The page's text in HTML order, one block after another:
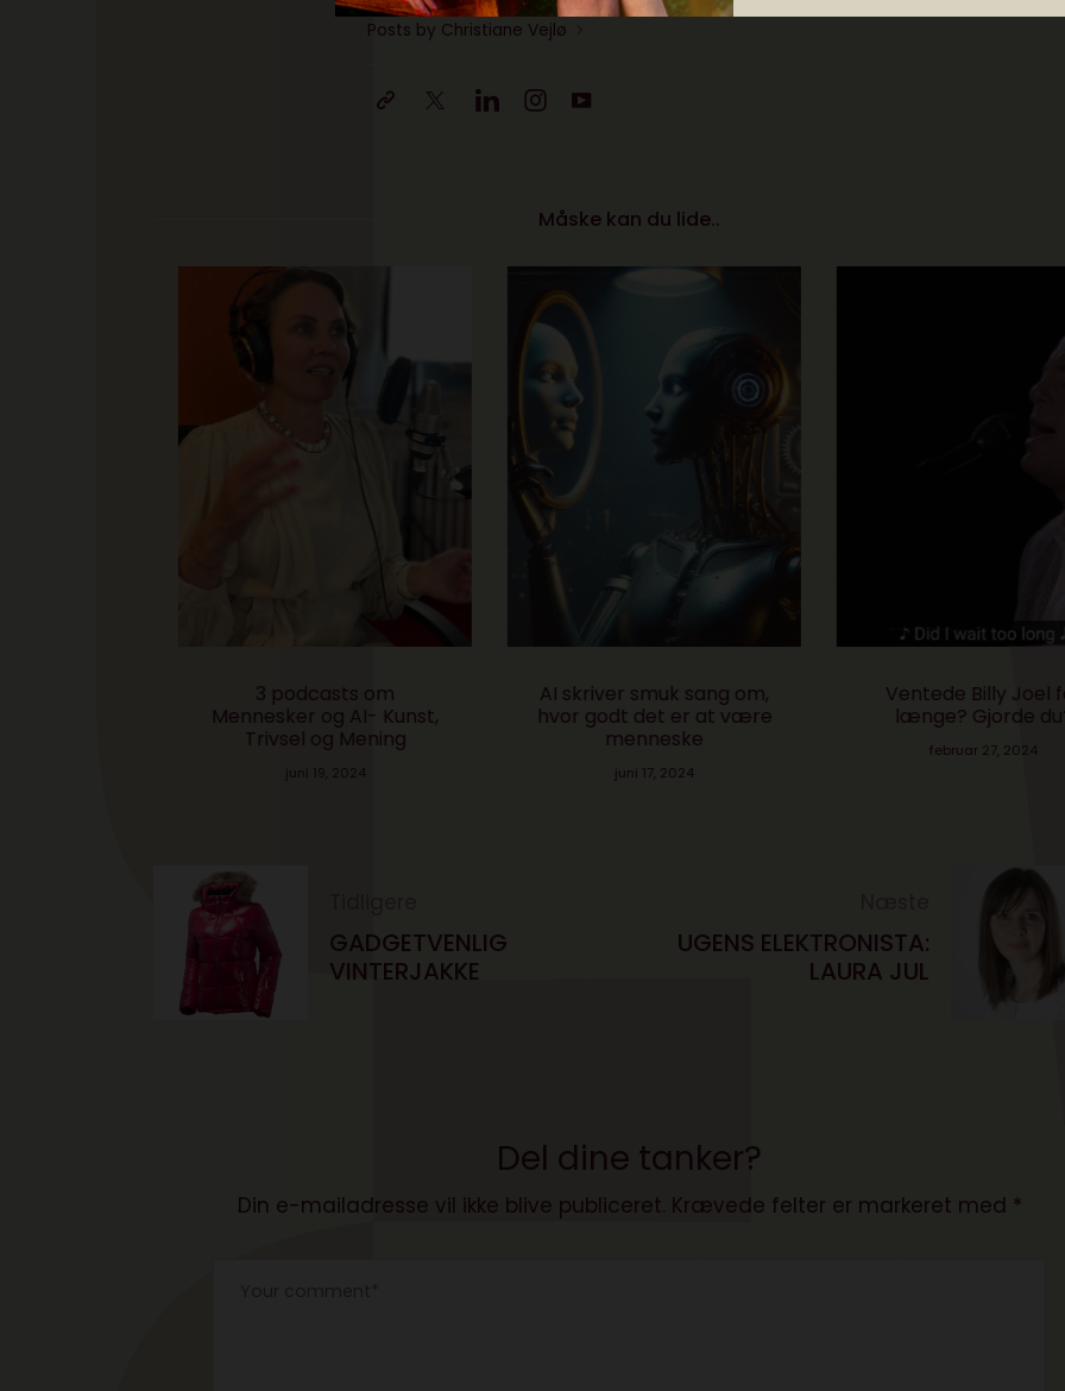
Posts by Christiane Vejlø
Måske kan du lide..
3 podcasts om
Mennesker og AI- Kunst,
Trivsel og Mening
juni 19, 2024
AI skriver smuk sang om,
hvor godt det er at være
menneske
juni 17, 2024
Ventede Billy Joel for
længe? Gjorde du?
februar 27, 2024
GADGETVENLIG
VINTERJAKKE
UGENS ELEKTRONISTA:
LAURA JUL
Del dine tanker?
Din e-mailadresse vil ikke blive publiceret. Krævede felter er markeret med *